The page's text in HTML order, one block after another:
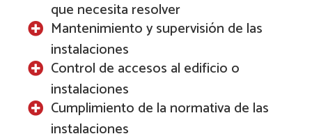
que necesita resolver
Mantenimiento y supervisión de las
instalaciones
Control de accesos al edificio o
instalaciones
Cumplimiento de la normativa de las
instalaciones